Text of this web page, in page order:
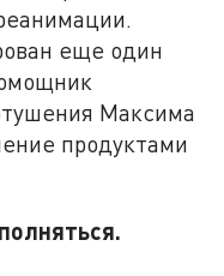
еще один
Максима
продуктами